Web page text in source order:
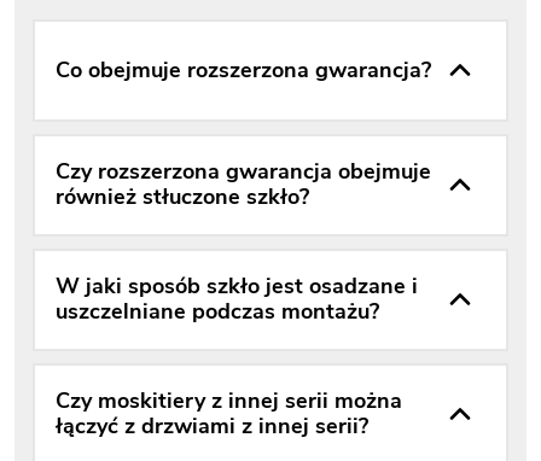
Co obejmuje rozszerzona gwarancja?
Czy rozszerzona gwarancja obejmuje
również stłuczone szkło?
W jaki sposób szkło jest osadzane i
uszczelniane podczas montażu?
Czy moskitiery z innej serii można
łączyć z drzwiami z innej serii?